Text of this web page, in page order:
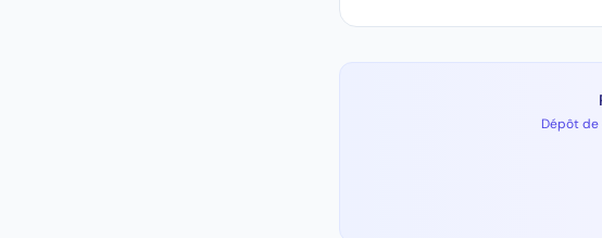
Dépôt de